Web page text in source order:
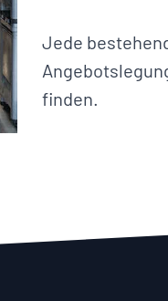
Jede
finden.